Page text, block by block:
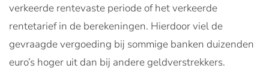
verkeerde rentevaste periode of het verkeerde
rentetarief in de berekeningen. Hierdoor viel de
gevraagde vergoeding bij sommige banken duizenden
euro’s hoger uit dan bij andere geldverstrekkers.